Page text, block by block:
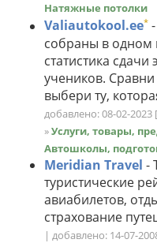
Натяжные потолки
Valiautokool.ee*
собраны в одном
статистика
учеников.
выбери ту,
добавлено: 08-02-2023 [
»Услуги, товары,
Автошколы,
Meridian Travel -
туристические
авиабилетов,
страхование
| добавлено: 14-07-